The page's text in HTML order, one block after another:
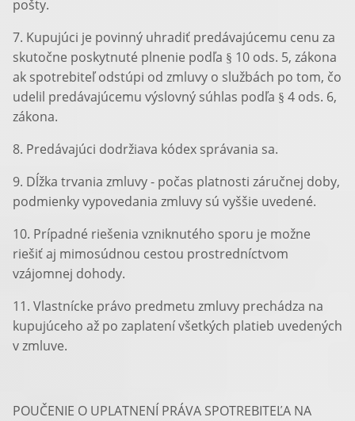
pošty.
7. Kupujúci je povinný uhradiť predávajúcemu cenu za
skutočne poskytnuté plnenie podľa § 10 ods. 5, zákona
ak spotrebiteľ odstúpi od zmluvy o službách po tom, čo
udelil predávajúcemu výslovný súhlas podľa § 4 ods. 6,
zákona.
8. Predávajúci dodržiava kódex správania sa.
9. Dĺžka trvania zmluvy - počas platnosti záručnej doby,
podmienky vypovedania zmluvy sú vyššie uvedené.
10. Prípadné riešenia vzniknutého sporu je možne
riešiť aj mimosúdnou cestou prostredníctvom
vzájomnej dohody.
11. Vlastnícke právo predmetu zmluvy prechádza na
kupujúceho až po zaplatení všetkých platieb uvedených
v zmluve.
POUČENIE O UPLATNENÍ PRÁVA SPOTREBITEĽA NA